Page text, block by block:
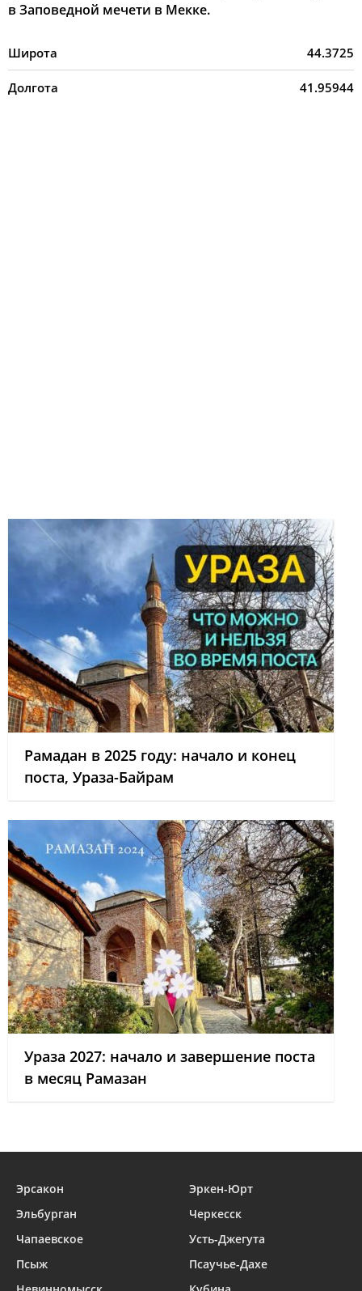
в Заповедной мечети в Мекке.
Широта 44.3725
Долгота 41.95944
Рамадан в 2025 году: начало и конец
поста, Ураза-Байрам
Ураза 2027: начало и завершение поста
в месяц Рамазан
Эрсакон
Эркен-Юрт
Эльбурган
Черкесск
Чапаевское
Усть-Джегута
Псыж
Псаучье-Дахе